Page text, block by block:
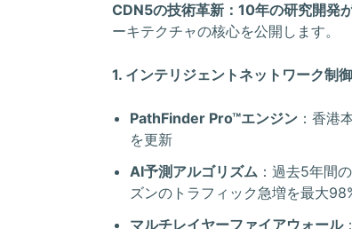
CDN5の技術革新：10年の研究開発
ーキテクチャの核心を公開します。
1. インテリジェントネットワーク制
PathFinder Pro™エンジン ：香港
を更新
AI予測アルゴリズム ：過去5年間
ズンのトラフィック急増を最大
マルチレイヤーファイアウォール